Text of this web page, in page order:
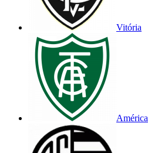
Vitória
América